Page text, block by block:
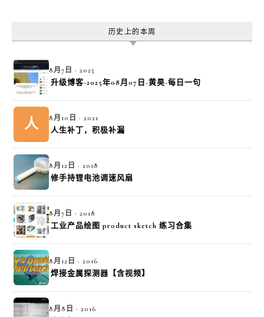
历史上的本周
8月7日 · 2025
升级博客-2025年08月07日-黄昊-每日一句
人 8月10日 · 2021
人生补丁，积极补漏
8月12日 · 2018
修手持锂电池调速风扇
8月7日 · 2018
工业产品绘图 product sketch 练习合集
8月12日 · 2016
焊接金属探测器【含视频】
8月8日 · 2016